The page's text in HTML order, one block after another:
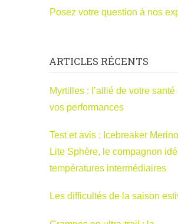
Posez votre question à nos
ARTICLES RÉCENTS
Myrtilles : l’allié de votre santé
vos performances
Test et avis : Icebreaker
Lite Sphère, le compagnon
températures intermédiaires
Les difficultés de la saison